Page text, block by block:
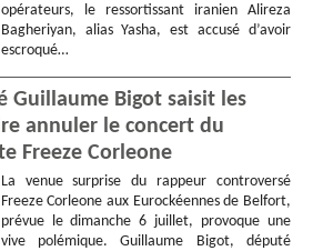
opérateurs, le ressortissant iranien Alireza
Bagheriyan, alias Yasha, est accusé d’avoir
escroqué…
Guillaume Bigot saisit les
annuler le concert du
Freeze Corleone
La venue surprise du rappeur controversé
Freeze Corleone aux Eurockéennes de Belfort,
prévue le dimanche 6 juillet, provoque une
vive polémique. Guillaume Bigot, député